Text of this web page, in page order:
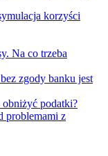
korzyści
Na co trzeba
zgody banku jest
obniżyć podatki?
problemami z